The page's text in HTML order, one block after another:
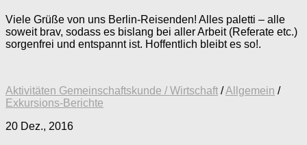
Viele Grüße von uns Berlin-Reisenden! Alles paletti – alle
soweit brav, sodass es bislang bei aller Arbeit (Referate etc.)
sorgenfrei und entspannt ist. Hoffentlich bleibt es so!.
Aktivitäten Gemeinschaftskunde / Wirtschaft /Allgemein /
Exkursions-Berichte
20 Dez., 2016